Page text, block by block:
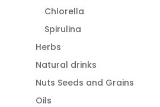
Chlorella
Spirulina
Herbs
Natural drinks
Nuts Seeds and Grains
Oils